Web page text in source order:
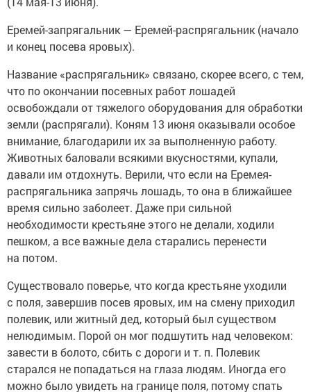
Еремей-запрягальник — Еремей-распрягальник (начало
и конец посева яровых).
Название «распрягальник» связано, скорее всего, с тем,
что по окончании посевных работ лошадей
освобождали от тяжелого оборудования для обработки
земли (распрягали). Коням 13 июня оказывали особое
внимание, благодарили их за выполненную работу.
Животных баловали всякими вкусностями, купали,
давали им отдохнуть. Верили, что если на Еремея-
распрягальника запрячь лошадь, то она в ближайшее
время сильно заболеет. Даже при сильной
необходимости крестьяне этого не делали, ходили
пешком, а все важные дела старались перенести
на потом.
Существовало поверье, что когда крестьяне уходили
с поля, завершив посев яровых, им на смену приходил
полевик, или житный дед, который был существом
нелюдимым. Порой он мог подшутить над человеком:
завести в болото, сбить с дороги и т. п. Полевик
старался не попадаться на глаза людям. Иногда его
можно было увидеть на границе поля, потому спать